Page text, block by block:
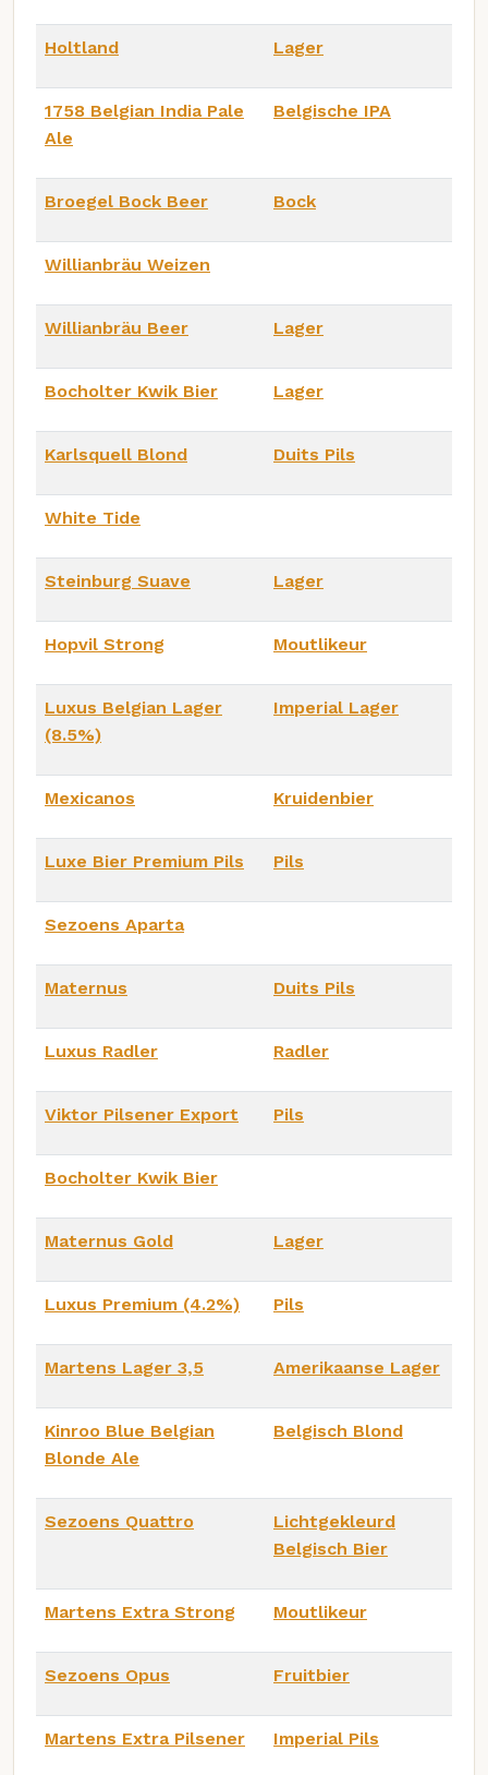
Holtland Lager
1758 Belgian India Pale
Ale
Belgische IPA
Broegel Bock Beer Bock
Willianbräu Weizen
Willianbräu Beer Lager
Bocholter Kwik Bier Lager
Karlsquell Blond Duits Pils
White Tide
Steinburg Suave Lager
Hopvil Strong Moutlikeur
Luxus Belgian Lager
(8.5%)
Imperial Lager
Mexicanos Kruidenbier
Luxe Bier Premium Pils Pils
Sezoens Aparta
Maternus Duits Pils
Luxus Radler Radler
Viktor Pilsener Export Pils
Bocholter Kwik Bier
Maternus Gold Lager
Luxus Premium (4.2%) Pils
Martens Lager 3,5 Amerikaanse Lager
Kinroo Blue Belgian
Blonde Ale
Belgisch Blond
Sezoens Quattro
Lichtgekleurd
Belgisch Bier
Martens Extra Strong Moutlikeur
Sezoens Opus Fruitbier
Martens Extra Pilsener Imperial Pils